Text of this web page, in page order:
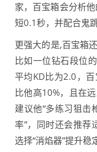
家，百宝箱会分析
短0.1秒，并配合鬼跳
更强大的是,百宝箱
比如一位钻石段位
平均KD比为2.0，
比他高10%，且在
建议他“多练习狙击
率”，同时还会推荐
选择“消焰器”提升稳